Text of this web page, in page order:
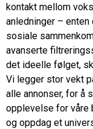
kontakt mellom
anledninger –
sosiale
avanserte
det ideelle følget,
Vi legger stor vekt
alle annonser, for å
opplevelse for våre
og oppdag et